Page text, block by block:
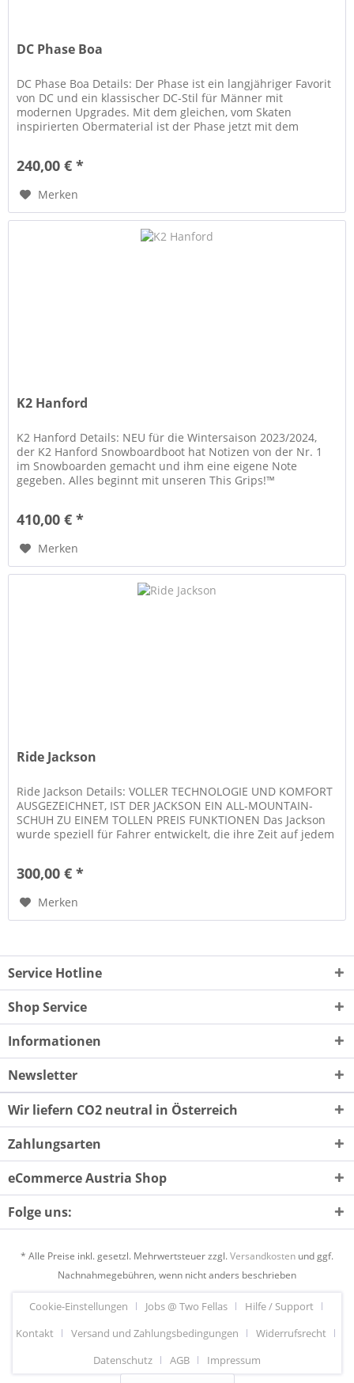
DC Phase Boa
DC Phase Boa Details: Der Phase ist ein langjähriger Favorit
von DC und ein klassischer DC-Stil für Männer mit
modernen Upgrades. Mit dem gleichen, vom Skaten
inspirierten Obermaterial ist der Phase jetzt mit dem
240,00 € *
Merken
K2 Hanford
K2 Hanford Details: NEU für die Wintersaison 2023/2024,
der K2 Hanford Snowboardboot hat Notizen von der Nr. 1
im Snowboarden gemacht und ihm eine eigene Note
gegeben. Alles beginnt mit unseren This Grips!™
410,00 € *
Merken
Ride Jackson
Ride Jackson Details: VOLLER TECHNOLOGIE UND KOMFORT
AUSGEZEICHNET, IST DER JACKSON EIN ALL-MOUNTAIN-
SCHUH ZU EINEM TOLLEN PREIS FUNKTIONEN Das Jackson
wurde speziell für Fahrer entwickelt, die ihre Zeit auf jedem
300,00 € *
Merken
Service Hotline
Shop Service
Informationen
Newsletter
Wir liefern CO2 neutral in Österreich
Zahlungsarten
eCommerce Austria Shop
Folge uns:
* Alle Preise inkl. gesetzl. Mehrwertsteuer zzgl.Versandkosten und ggf.
Nachnahmegebühren, wenn nicht anders beschrieben
Cookie-Einstellungen Jobs @ Two Fellas
Hilfe / Support
Kontakt
Versand und Zahlungsbedingungen
Widerrufsrecht
Datenschutz
AGB Impressum